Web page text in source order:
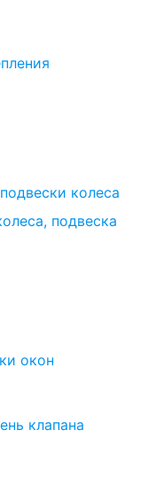
колеса
подвеска
окон
клапана